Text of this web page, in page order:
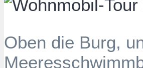
Oben die Burg,